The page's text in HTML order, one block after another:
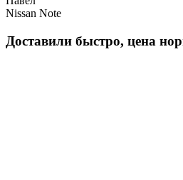
Nissan Note
Доставили быстро, цена